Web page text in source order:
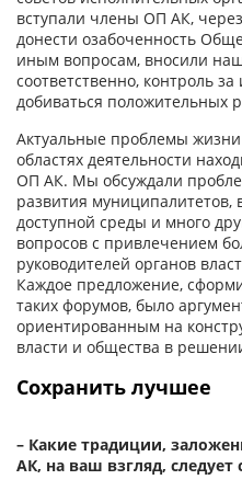
вступали члены ОП АК,
донести озабоченность
иным вопросам, вносили
соответственно, контроль
добиваться положительных
Актуальные проблемы
областях деятельности
ОП АК. Мы обсу­ждали
развития
доступной среды и много
вопросов с привлечением
руководителей органов
Каждое предложение,
таких форумов, было
ориентированным на
власти и общества в
Сохранить лучшее
– Какие традиции,
АК, на ваш взгляд, следует